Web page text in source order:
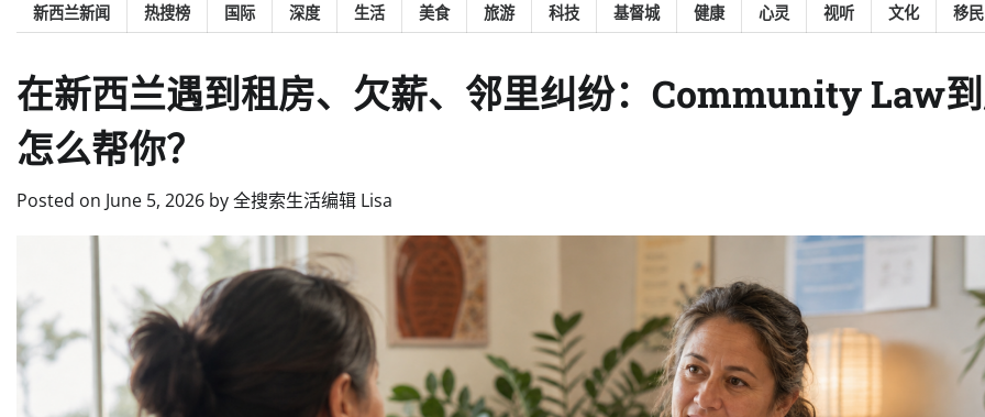
新西兰新闻 热搜榜 国际 深度 生活 美食 旅游 科技 基督城 健康 心灵 视听 文化 移民
在新西兰遇到租房、欠薪、邻里纠纷：Community Law
怎么帮你？
Posted on June 5, 2026 by全搜索生活编辑 Lisa